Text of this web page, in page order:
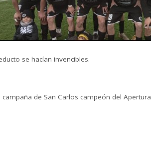
se hacían invencibles.
de San Carlos campeón del Apertura